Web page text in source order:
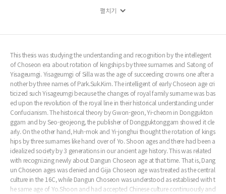
펼치기
This thesis was studying the understanding and recognition by the intellegent
of Choseon era about rotation of kingships by three surnames and Satong of
Yisageumgi. Yisageumgi of Silla was the age of succeeding crowns one after a
nother by three names of Park.Suk.Kim. The intelligent of early Choseon age cri
ticized such Yisageumgi because the changes of royal family surname was bas
ed upon the revolution of the royal line in their historical understanding under
Confucianism. The historical theory by Gwon-geon, Yi-cheom in Donggukton
ggam and by Seo-geojeong, the publisher of Dongguktonggam showed it cle
arly. On the other hand, Huh-mok and Yi-jonghui thought the rotation of kings
hips by three surnames like hand over of Yo. Shoon ages and there had been a
idealized society by 3 generations in our ancient age history. This was related
with recognizing newly about Dangun Choseon age at that time. That is, Dang
un Choseon ages was denied and Gija Choseon age was treated as the central
culture in the 16C, while Dangun Choseon was understood as establised with t
he same age of Yo.Shoon and had accepted Chinese culture continuously and